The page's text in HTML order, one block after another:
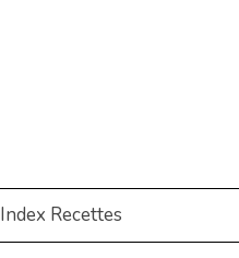
Index Recettes